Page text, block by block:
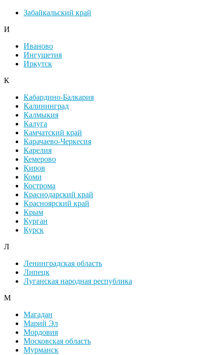
Забайкальский край
И
Иваново
Ингушетия
Иркутск
К
Кабардино-Балкария
Калининград
Калмыкия
Калуга
Камчатский край
Карачаево-Черкесия
Карелия
Кемерово
Киров
Коми
Кострома
Краснодарский край
Красноярский край
Крым
Курган
Курск
Л
Ленинградская область
Липецк
Луганская народная республика
М
Магадан
Марий Эл
Мордовия
Московская область
Мурманск